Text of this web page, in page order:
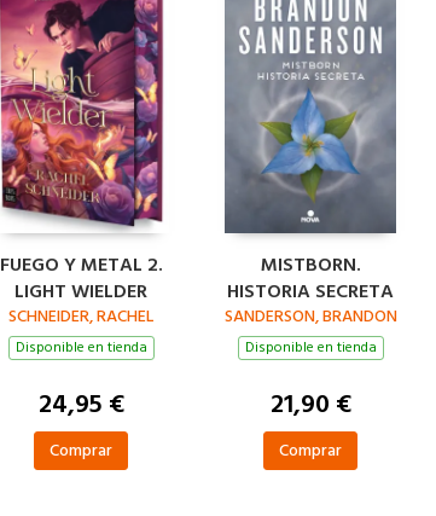
FUEGO Y METAL 2.
LIGHT WIELDER
SCHNEIDER, RACHEL
Disponible en tienda
24,95 €
Comprar
MISTBORN.
HISTORIA SECRETA
SANDERSON, BRANDON
Disponible en tienda
21,90 €
Comprar